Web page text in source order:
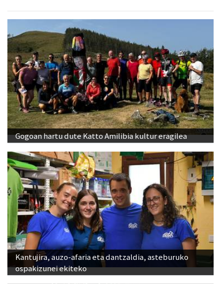
Gogoan hartu dute Katto Amilibia kultur eragilea
Kantujira, auzo-afaria eta dantzaldia, asteburuko
ospakizunei ekiteko